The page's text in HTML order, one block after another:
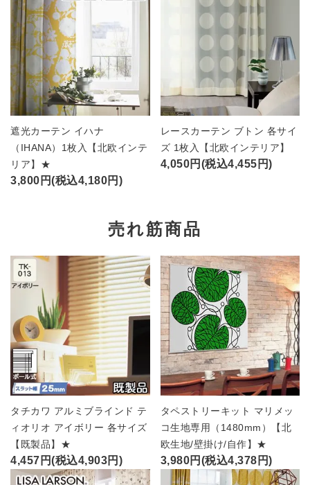
遮光カーテン イハナ
（IHANA）1枚入【北欧インテ
リア】★
3,800円(税込4,180円)
レースカーテン ブトン 各サイ
ズ 1枚入【北欧インテリア】
4,050円(税込4,455円)
売れ筋商品
タチカワ アルミブラインド テ
ィオリオ アイボリー 各サイズ
【既製品】★
4,457円(税込4,903円)
タペストリーキット マリメッ
コ生地専用（1480mm）【北
欧生地/壁掛け/自作】★
3,980円(税込4,378円)